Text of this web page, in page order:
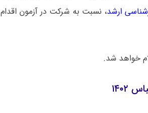
ارشد، نسبت به شرکت در آزمون اقدام